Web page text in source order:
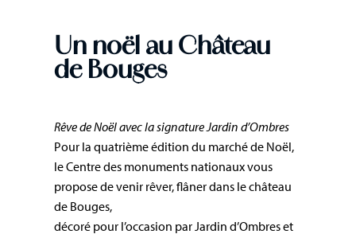
Un noël au Château
de Bouges
Rêve de Noël avec la signature Jardin d’Ombres
Pour la quatrième édition du marché de Noël,
le Centre des monuments nationaux vous
propose de venir rêver, flâner dans le château
de Bouges,
décoré pour l’occasion par Jardin d’Ombres et